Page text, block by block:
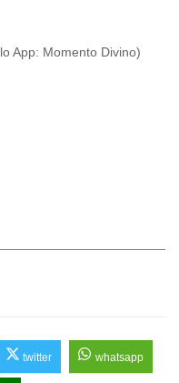
App: Momento Divino)
twitter whatsapp